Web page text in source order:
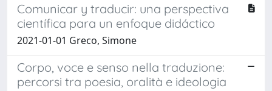
Comunicar y traducir: una perspectiva
científica para un enfoque didáctico
2021-01-01 Greco, Simone
Corpo, voce e senso nella traduzione:
percorsi tra poesia, oralità e ideologia